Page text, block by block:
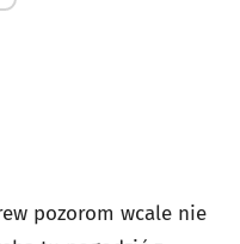
pozorom wcale nie